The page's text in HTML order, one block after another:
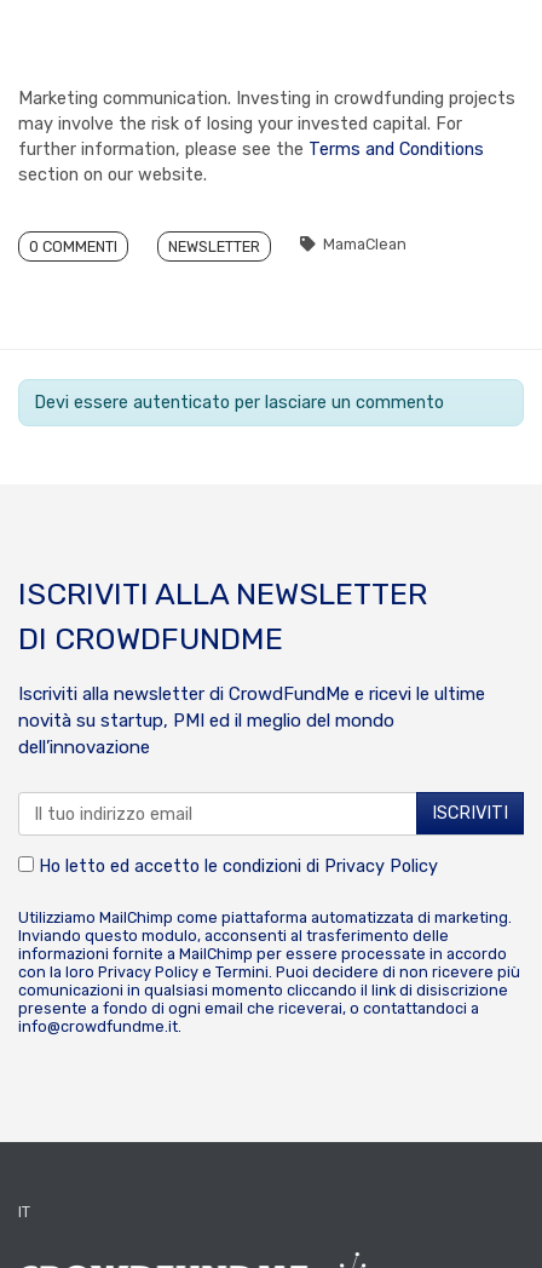
Marketing communication. Investing in crowdfunding projects
may involve the risk of losing your invested capital. For
further information, please see the Terms and Conditions
section on our website.
0 COMMENTI NEWSLETTER MamaClean
Devi essere autenticato per lasciare un commento
ISCRIVITI ALLA NEWSLETTER
DI CROWDFUNDME
Iscriviti alla newsletter di CrowdFundMe e ricevi le ultime
novità su startup, PMI ed il meglio del mondo
dell’innovazione
Ho letto ed accetto le condizioni di Privacy Policy
Utilizziamo MailChimp come piattaforma automatizzata di marketing.
Inviando questo modulo, acconsenti al trasferimento delle
informazioni fornite a MailChimp per essere processate in accordo
con la loro Privacy Policy e Termini . Puoi decidere di non ricevere più
comunicazioni in qualsiasi momento cliccando il link di disiscrizione
presente a fondo di ogni email che riceverai, o contattandoci a
info@crowdfundme.it
IT